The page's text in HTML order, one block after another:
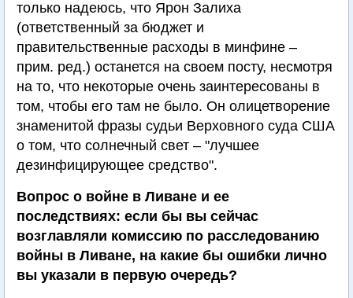
только надеюсь, что Ярон Залиха
(ответственный за бюджет и
правительственные расходы в минфине –
прим. ред.) останется на своем посту, несмотря
на то, что некоторые очень заинтересованы в
том, чтобы его там не было. Он олицетворение
знаменитой фразы судьи Верховного суда США
о том, что солнечный свет – "лучшее
дезинфицирующее средство".
Вопрос о войне в Ливане и ее
последствиях: если бы вы сейчас
возглавляли комиссию по расследованию
войны в Ливане, на какие бы ошибки лично
вы указали в первую очередь?